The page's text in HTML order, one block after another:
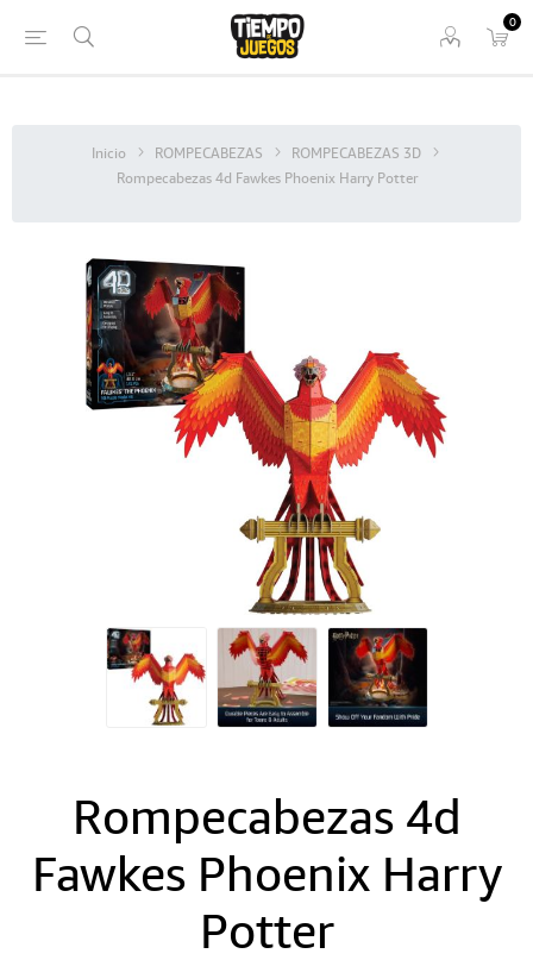
0
Inicio ROMPECABEZAS
ROMPECABEZAS 3D
Rompecabezas 4d Fawkes Phoenix Harry Potter
Rompecabezas 4d
Fawkes Phoenix Harry
Potter